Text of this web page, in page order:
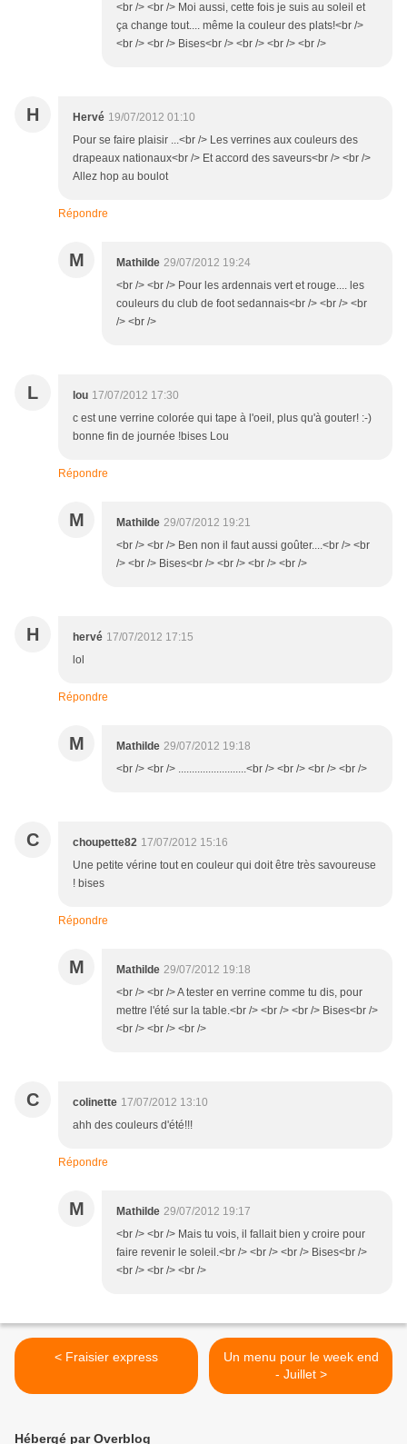
<br /> <br /> Moi aussi, cette fois je suis au soleil et
ça change tout.... même la couleur des plats!<br />
<br /> <br /> Bises<br /> <br /> <br /> <br />
H Hervé 19/07/2012 01:10
Pour se faire plaisir ...<br /> Les verrines aux couleurs des
drapeaux nationaux<br /> Et accord des saveurs<br /> <br />
Allez hop au boulot
Répondre
M Mathilde 29/07/2012 19:24
<br /> <br /> Pour les ardennais vert et rouge.... les
couleurs du club de foot sedannais<br /> <br /> <br
/> <br />
L lou 17/07/2012 17:30
c est une verrine colorée qui tape à l'oeil, plus qu'à gouter! :-)
bonne fin de journée !bises Lou
Répondre
M Mathilde 29/07/2012 19:21
<br /> <br /> Ben non il faut aussi goûter....<br /> <br
/> <br /> Bises<br /> <br /> <br /> <br />
H hervé 17/07/2012 17:15
lol
Répondre
M Mathilde 29/07/2012 19:18
<br /> <br /> .........................<br /> <br /> <br /> <br />
C choupette82 17/07/2012 15:16
Une petite vérine tout en couleur qui doit être très savoureuse
! bises
Répondre
M Mathilde 29/07/2012 19:18
<br /> <br /> A tester en verrine comme tu dis, pour
mettre l'été sur la table.<br /> <br /> <br /> Bises<br />
<br /> <br /> <br />
C colinette 17/07/2012 13:10
ahh des couleurs d'été!!!
Répondre
M Mathilde 29/07/2012 19:17
<br /> <br /> Mais tu vois, il fallait bien y croire pour
faire revenir le soleil.<br /> <br /> <br /> Bises<br />
<br /> <br /> <br />
< Fraisier express
Un menu pour le week end
- Juillet >
Hébergé par Overblog